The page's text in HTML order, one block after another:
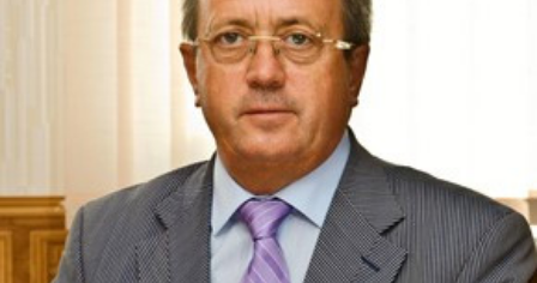
Президія НАН України
Апарат Президії
Секція фізико-технічних і математичних
наук
Секція хімічних і біологічних наук